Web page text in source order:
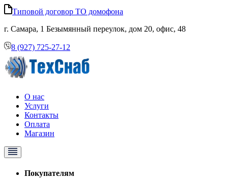
Типовой договор ТО домофона
г. Самара, 1 Безымянный переулок, дом 20, офис, 48
8 (927) 725-27-12
О нас
Услуги
Контакты
Оплата
Магазин
Покупателям